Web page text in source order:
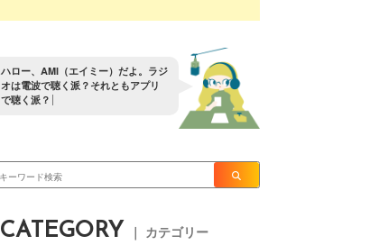
ハロー、 AMI（エイ ミ ー） だよ 。 ラジ
オは電波で聴く 派？ それと もアプリ
で聴く 派？
CATEGORY ｜ カテゴリー